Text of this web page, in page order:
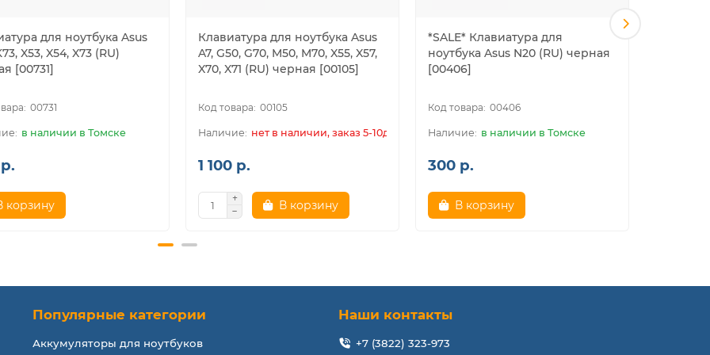
UL50A, UL50V, UL50VT, UL50VF, UX50V
X52JE, X52JK, X52JR, X52JT, X52JU, X52N, X52SG
X54L, X54LB, X54LY
B53S B53F P53E K53E N53TK N53DA N53JG B53E K52JV N53JQ K72JT K73SM K72JU K52DY
для ноутбука Asus
X53, X54, X73 (RU)
[00731]
00731
в наличии в Томске
корзину
Клавиатура для ноутбука Asus
A7, G50, G70, M50, M70, X55, X57,
X70, X71 (RU) черная [00105]
00105
нет в наличии, заказ 5-10дн.
1 100 р.
В корзину
*SALE* Клавиатура для
ноутбука Asus N20 (RU) черная
[00406]
00406
в наличии в Томске
300 р.
В корзину
Популярные категории
Аккумуляторы для ноутбуков
Наши контакты
+7 (3822) 323-973